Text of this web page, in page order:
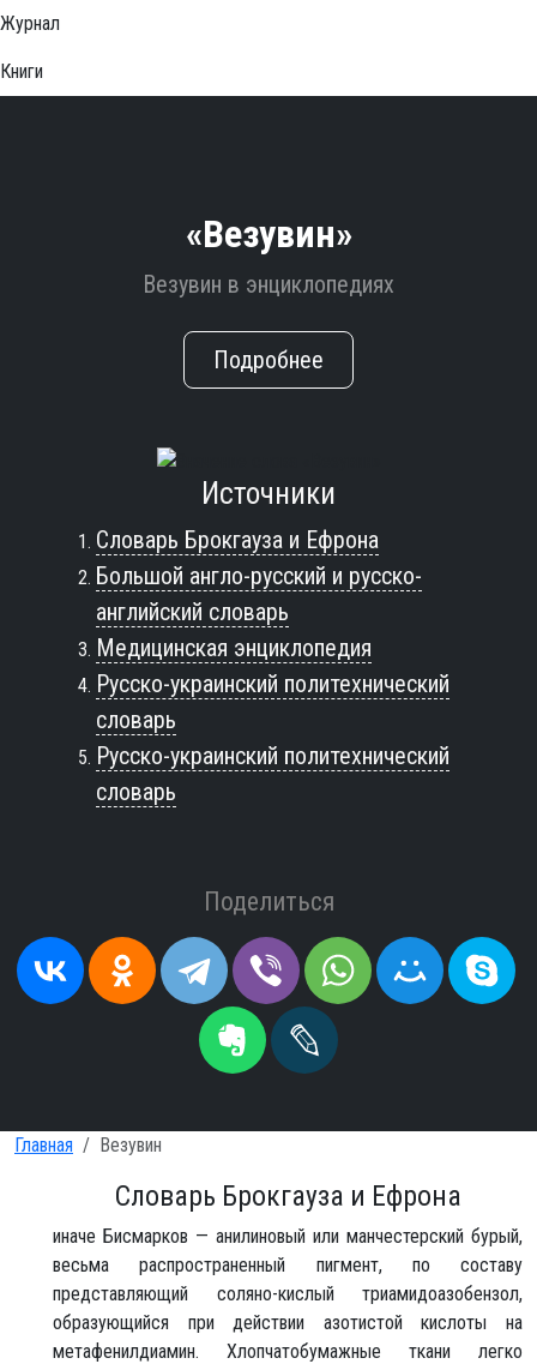
Журнал
Книги
«Везувин»
Везувин в энциклопедиях
Подробнее
Источники
Словарь Брокгауза и Ефрона
Большой англо-русский и русско-
английский словарь
Медицинская энциклопедия
Русско-украинский политехнический
словарь
Русско-украинский политехнический
словарь
Поделиться
Главная Везувин
Словарь Брокгауза и Ефрона
иначе Бисмарков — анилиновый или манчестерский бурый,
весьма распространенный пигмент, по составу
представляющий соляно-кислый триамидоазобензол,
образующийся при действии азотистой кислоты на
метафенилдиамин. Хлопчатобумажные ткани легко